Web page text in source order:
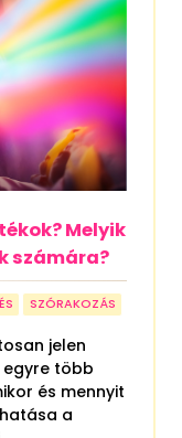
Melyik
számára?
SZÓRAKOZÁS
jelen
egyre több
és mennyit
a